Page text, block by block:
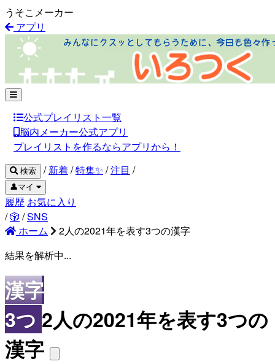
うそこメーカー
アプリ
公式プレイリスト一覧
脳内メーカー公式アプリ
プレイリストを作るならアプリから！
検索 / 新着/特集✨ /注目 /
👤マイ
履歴 お気に入り
/🎲 /SNS
ホーム
2人の2021年を表す3つの漢字
結果を解析中...
漢字
3つ 2人の2021年を表す3つの
漢字